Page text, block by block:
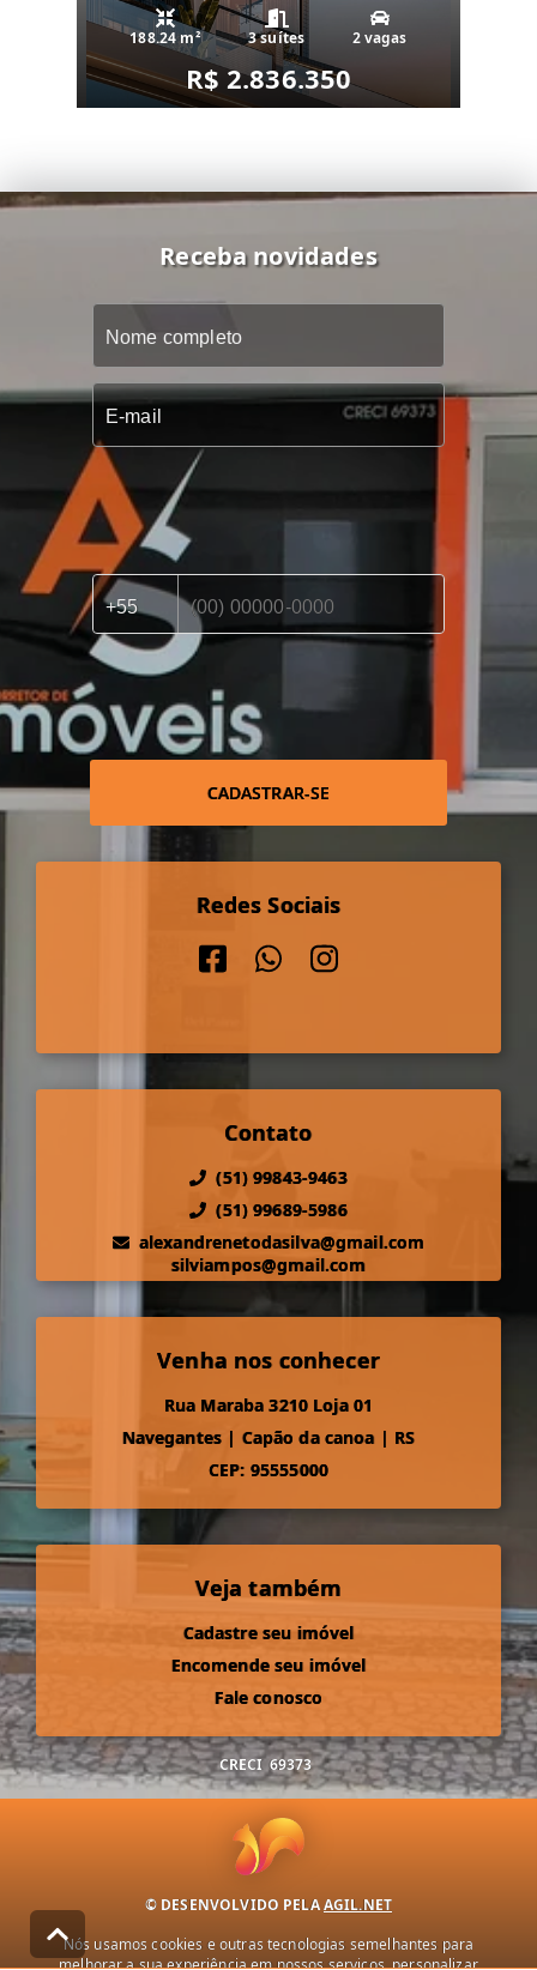
188.24 m² 3 suítes 2 vagas
R$ 2.836.350
Receba novidades
CADASTRAR-SE
Redes Sociais
Contato
(51) 99843-9463
(51) 99689-5986
alexandrenetodasilva@gmail.com
silviampos@gmail.com
Venha nos conhecer
Rua Maraba 3210 Loja 01
Navegantes | Capão da canoa | RS
CEP: 95555000
Veja também
Cadastre seu imóvel
Encomende seu imóvel
Fale conosco
CRECI 69373
© DESENVOLVIDO PELAAGIL.NET
Nós usamos cookies e outras tecnologias semelhantes para
melhorar a sua experiência em nossos serviços, personalizar